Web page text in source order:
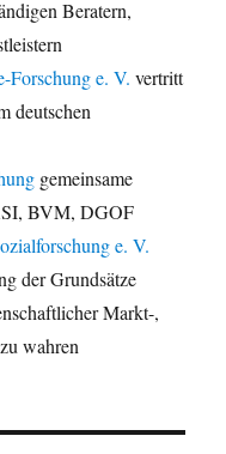
Beratern,
Forschung e. V. vertritt
deutschen
gemeinsame
BVM, DGOF
e. V.
der Grundsätze
Markt-,
wahren